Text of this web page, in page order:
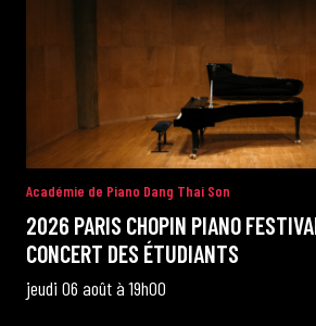
de Cortot
Concerts de midi
Scolaires / Pass
Piano Solo Jazz
Académie de Piano Dang Thai Son
2026 PARIS CHOPIN PIANO
CONCERT DES ÉTUDIANTS
jeudi 06 août à 19h00